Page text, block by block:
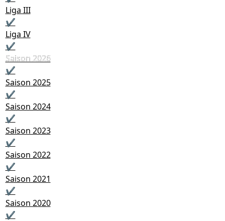
Liga III
✔
Liga IV
✔
Saison 2026
Saison 2026
✔
Saison 2025
✔
Saison 2024
✔
Saison 2023
✔
Saison 2022
✔
Saison 2021
✔
Saison 2020
✔